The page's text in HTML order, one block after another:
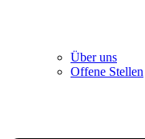
Über uns
Offene Stellen